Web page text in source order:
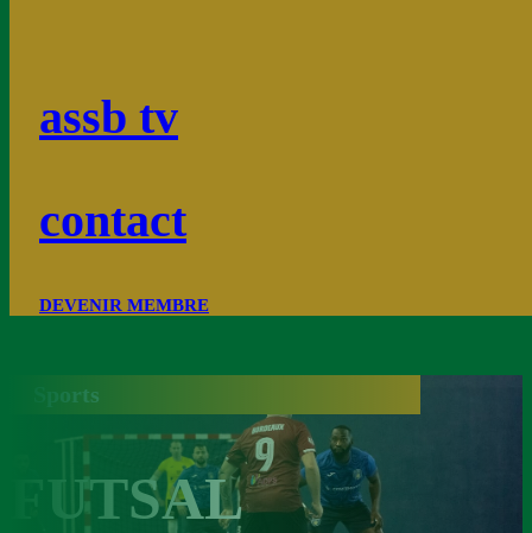
assb tv
contact
DEVENIR MEMBRE
Sports
FUTSAL